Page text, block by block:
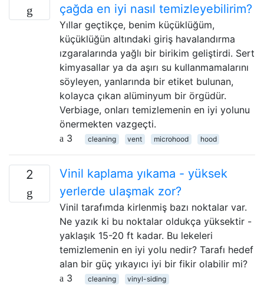
çağda en iyi nasıl temizleyebilirim?
Yıllar geçtikçe, benim küçüklüğüm,
küçüklüğün altındaki giriş havalandırma
ızgaralarında yağlı bir birikim geliştirdi. Sert
kimyasallar ya da aşırı su kullanmamalarını
söyleyen, yanlarında bir etiket bulunan,
kolayca çıkan alüminyum bir örgüdür.
Verbiage, onları temizlemenin en iyi yolunu
önermekten vazgeçti.
3
cleaning vent microhood hood
2
Vinil kaplama yıkama - yüksek
yerlerde ulaşmak zor?
Vinil tarafımda kirlenmiş bazı noktalar var.
Ne yazık ki bu noktalar oldukça yüksektir -
yaklaşık 15-20 ft kadar. Bu lekeleri
temizlemenin en iyi yolu nedir? Tarafı hedef
alan bir güç yıkayıcı iyi bir fikir olabilir mi?
3
cleaning vinyl-siding